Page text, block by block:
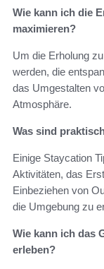
Wie kann ich die
maximieren?
Um die Erholung
werden, die
das Umgestalten
Atmosphäre.
Was sind
Einige Staycation
Aktivitäten, das
Einbeziehen von
die Umgebung zu
Wie kann ich das
erleben?